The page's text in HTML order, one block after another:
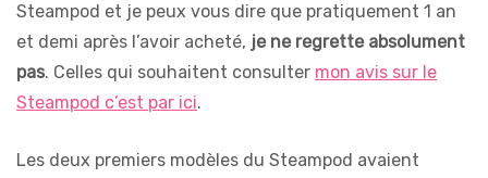
Steampod et je peux vous dire que pratiquement 1 an
et demi après l’avoir acheté, je ne regrette absolument
pas. Celles qui souhaitent consulter mon avis sur le
Steampod c’est par ici.
Les deux premiers modèles du Steampod avaient